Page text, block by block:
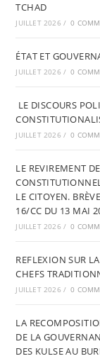
TCHAD
JUILLET 2026 / 0
ÉTAT ET
JUILLET 2026 / 0
LE DISCOURS
JUILLET 2026 / 0
LE REVIREMENT
LE CITOYEN.
16/CC DU 13 MAI
JUILLET 2026 / 0
REFLEXION SUR
CHEFS
JUILLET 2026 / 0
LA
DE LA
DES KULSE AU